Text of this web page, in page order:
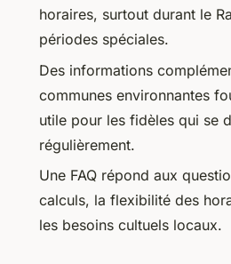
horaires, surtout durant le
périodes spéciales.
Des informations
communes environnantes
utile pour les fidèles qui se
régulièrement.
Une FAQ répond aux
calculs, la flexibilité des
les besoins cultuels locaux.